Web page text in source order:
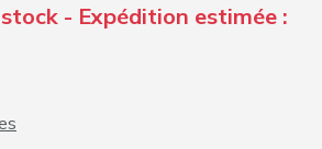
- Expédition estimée :